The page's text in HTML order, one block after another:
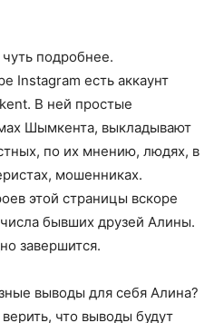
подробнее.
Instagram есть аккаунт
В ней простые
Шымкента, выкладывают
по их мнению, людях, в
мошенниках.
этой страницы вскоре
бывших друзей Алины.
завершится.
выводы для себя Алина?
что выводы будут